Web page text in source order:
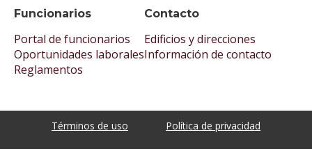
Funcionarios
Portal de funcionarios
Oportunidades laborales
Reglamentos
Contacto
Edificios y direcciones
Información de contacto
Términos de uso Política de privacidad